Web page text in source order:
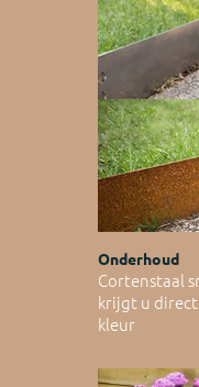
Onderhoud
Cortenstaal
krijgt u
kleur